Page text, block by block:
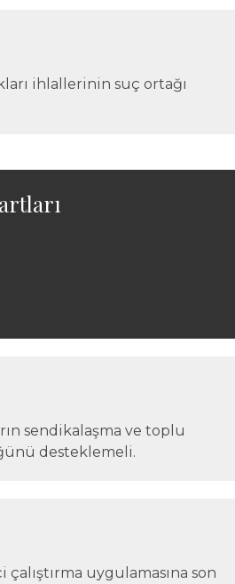
ihlallerinin suç ortağı
sendikalaşma ve toplu
desteklemeli.
uygulamasına son